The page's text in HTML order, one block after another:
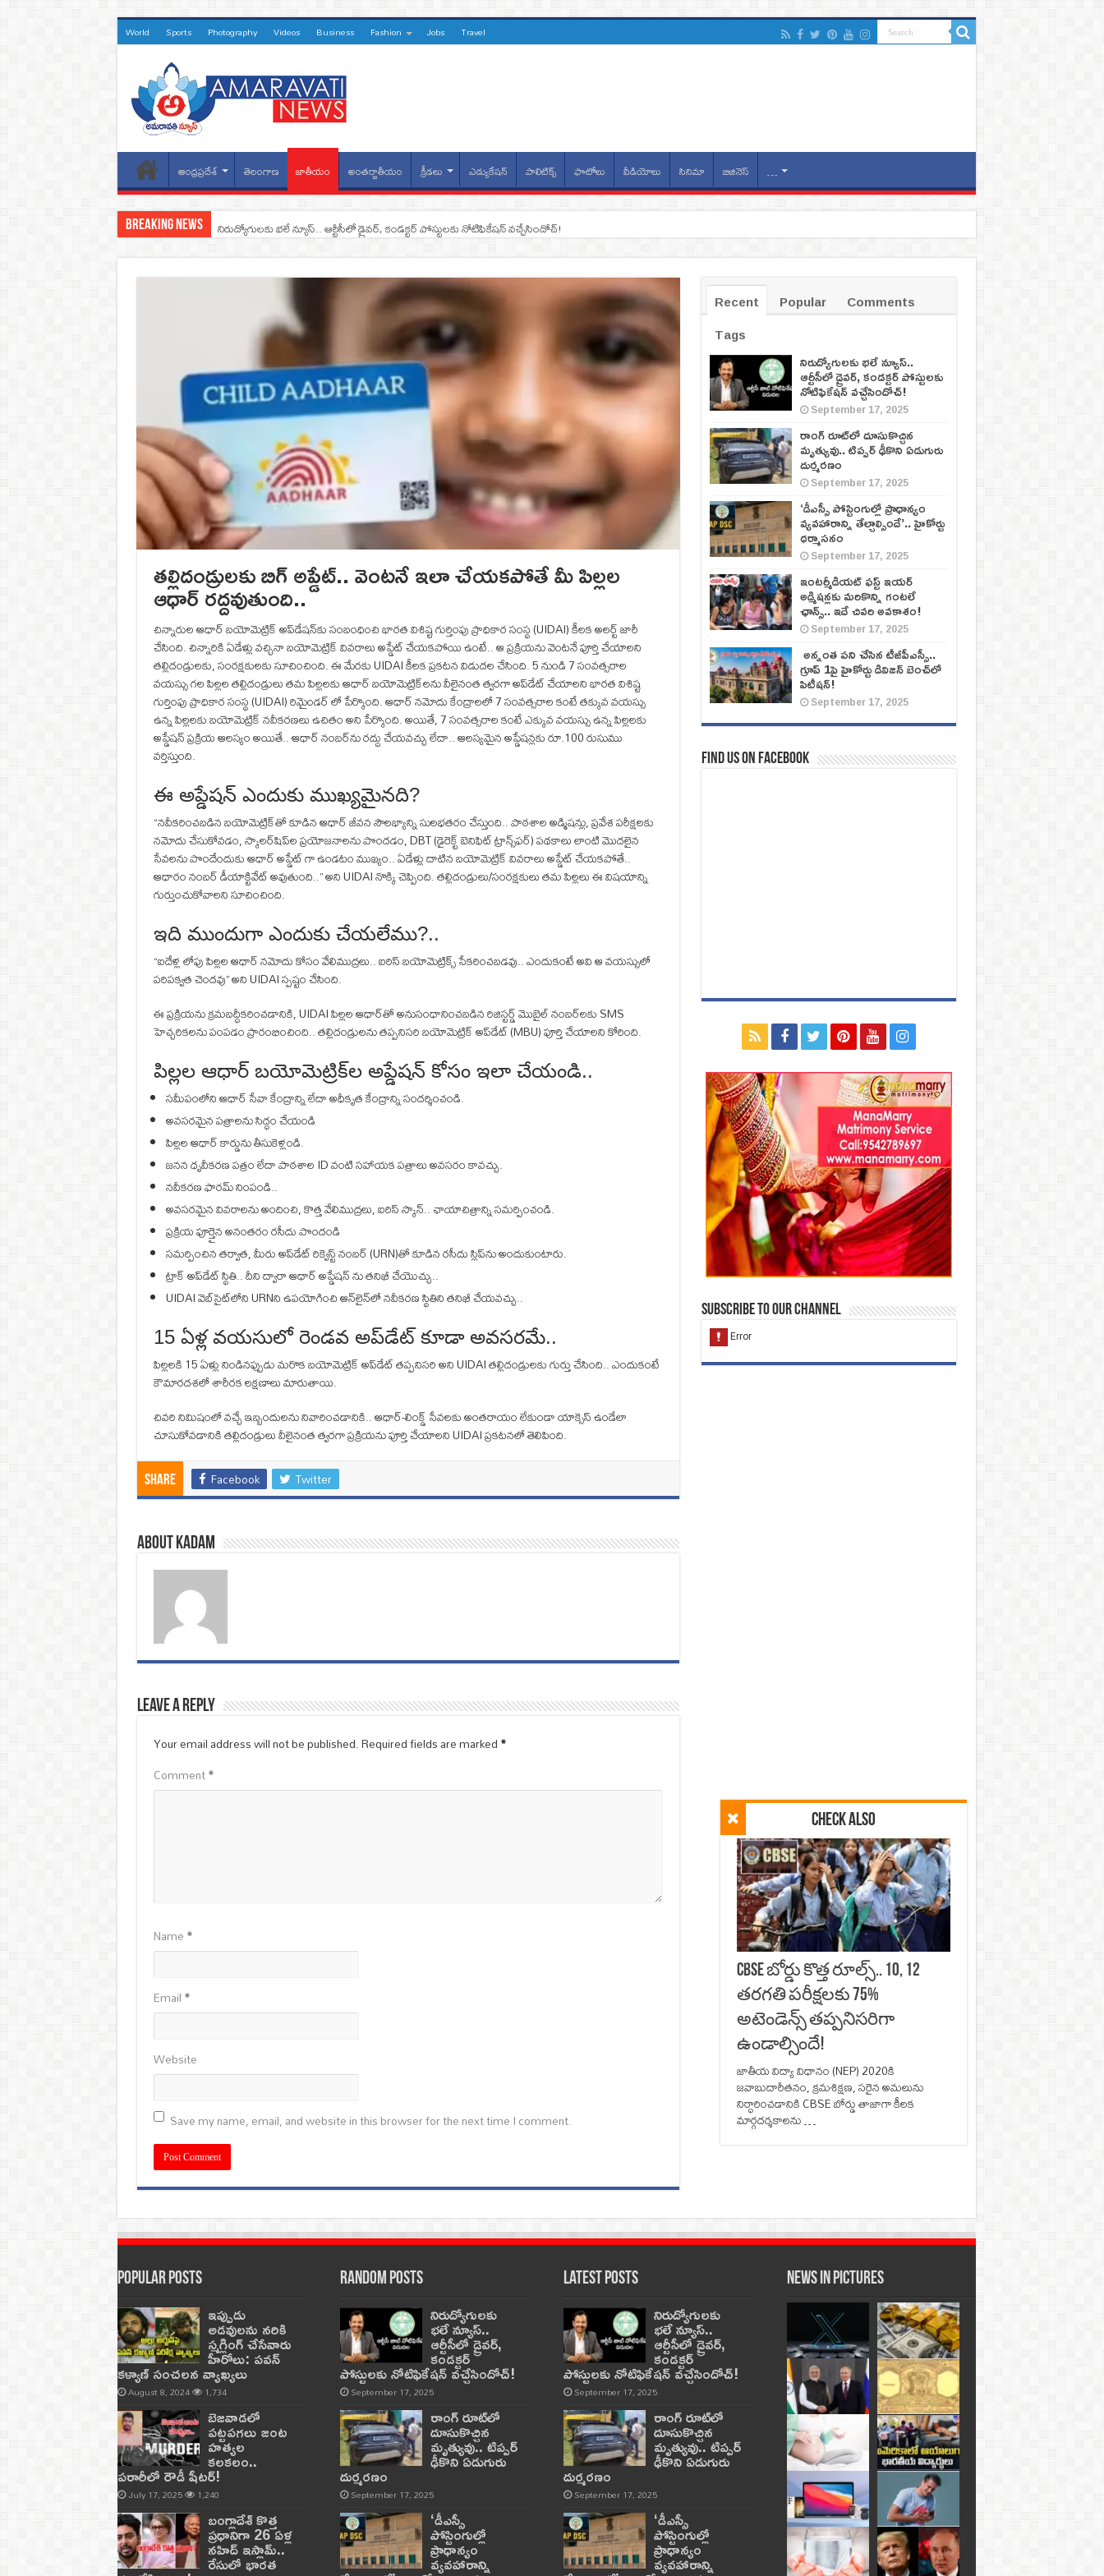
World Sports Photography Videos Business Fashion Jobs Travel
ఆంధ్రప్రదేశ్ తెలంగాణ జాతీయం అంతర్జాతీయం క్రీడలు ఎడ్యుకేషన్ పాలిటిక్స్ ఫొటోలు వీడియోలు సినిమా బిజినెస్ …
Breaking News నిరుద్యోగులకు భలే న్యూస్.. ఆర్టీసీలో డ్రైవర్, కండక్టర్‌ పోస్టులకు నోటిఫికేషన్‌ వచ్చేసిందోచ్‌!
తల్లిదండ్రులకు బిగ్ అప్డేట్.. వెంటనే ఇలా చేయకపోతే మీ పిల్లల
ఆధార్ రద్దవుతుంది..
చిన్నారుల ఆధార్‌ బయోమెట్రిక్‌ అప్‌డేషన్‌కు సంబంధించి భారత విశిష్ట గుర్తింపు ప్రాధికార సంస్థ (UIDAI) కీలక అలర్ట్ జారీ
చేసింది. చిన్నారికి ఏడేళ్లు వచ్చినా బయోమెట్రిక్‌ వివరాలు అప్డేట్ చేయకపోయి ఉంటే.. ఆ ప్రక్రియను వెంటనే పూర్తి చేయాలని
తల్లిదండ్రులకు, సంరక్షకులకు సూచించింది. ఈ మేరకు UIDAI కీలక ప్రకటన విడుదల చేసింది. 5 నుండి 7 సంవత్సరాల
వయస్సు గల పిల్లల తల్లిదండ్రులు తమ పిల్లలకు ఆధార్ బయోమెట్రిక్‌లను వీలైనంత త్వరగా అప్‌డేట్ చేయాలని భారత విశిష్ట
గుర్తింపు ప్రాధికార సంస్థ (UIDAI) రిమైండర్ లో పేర్కొంది. ఆధార్ నమోదు కేంద్రాలలో 7 సంవత్సరాల కంటే తక్కువ వయస్సు
ఉన్న పిల్లలకు బయోమెట్రిక్ నవీకరణలు ఉచితం అని పేర్కొంది. అయితే, 7 సంవత్సరాల కంటే ఎక్కువ వయస్సు ఉన్న పిల్లలకు
అప్డేషన్ ప్రక్రియ ఆలస్యం అయితే.. ఆధార్ నంబర్‌ను రద్దు చేయవచ్చు లేదా.. ఆలస్యమైన అప్డేషన్లకు రూ.100 రుసుము
వర్తిస్తుంది.
ఈ అప్డేషన్ ఎందుకు ముఖ్యమైనది?
“నవీకరించబడిన బయోమెట్రిక్‌తో కూడిన ఆధార్ జీవన సౌలభ్యాన్ని సులభతరం చేస్తుంది.. పాఠశాల అడ్మిషన్లు, ప్రవేశ పరీక్షలకు
నమోదు చేసుకోవడం, స్కాలర్‌షిప్‌ల ప్రయోజనాలను పొందడం, DBT (డైరెక్ట్ బెనిఫిట్ ట్రాన్స్‌ఫర్) పథకాలు లాంటి మొదలైన
సేవలను పొందేందుకు ఆధార్‌ అప్డేట్ గా ఉండటం ముఖ్యం.. ఏడేళ్లు దాటిన బయోమెట్రిక్ వివరాలు అప్డేట్ చేయకపోతే..
ఆధారం నంబర్ డీయాక్టివేట్ అవుతుంది..” అని UIDAI నొక్కి చెప్పింది. తల్లిదండ్రులు/సంరక్షకులు తమ పిల్లలు ఈ విషయాన్ని
గుర్తుంచుకోవాలని సూచించింది.
ఇది ముందుగా ఎందుకు చేయలేము?..
“ఐదేళ్ల లోపు పిల్లల ఆధార్ నమోదు కోసం వేలిముద్రలు.. ఐరిస్ బయోమెట్రిక్స్ సేకరించబడవు.. ఎందుకంటే అవి ఆ వయస్సులో
పరిపక్వత చెందవు” అని UIDAI స్పష్టం చేసింది.
ఈ ప్రక్రియను క్రమబద్ధీకరించడానికి, UIDAI పిల్లల ఆధార్‌తో అనుసంధానించబడిన రిజిస్టర్డ్ మొబైల్ నంబర్‌లకు SMS
హెచ్చరికలను పంపడం ప్రారంభించింది.. తల్లిదండ్రులను తప్పనిసరి బయోమెట్రిక్ అప్‌డేట్ (MBU) పూర్తి చేయాలని కోరింది.
పిల్లల ఆధార్ బయోమెట్రిక్‌ల అప్డేషన్ కోసం ఇలా చేయండి..
సమీపంలోని ఆధార్ సేవా కేంద్రాన్ని లేదా అధీకృత కేంద్రాన్ని సందర్శించండి.
అవసరమైన పత్రాలను సిద్ధం చేయండి
పిల్లల ఆధార్ కార్డును తీసుకెళ్లండి.
జనన ధృవీకరణ పత్రం లేదా పాఠశాల ID వంటి సహాయక పత్రాలు అవసరం కావచ్చు.
నవీకరణ ఫారమ్ నింపండి..
అవసరమైన వివరాలను అందించి, కొత్త వేలిముద్రలు, ఐరిస్ స్కాన్.. ఛాయాచిత్రాన్ని సమర్పించండి.
ప్రక్రియ పూర్తైన అనంతరం రసీదు పొందండి
సమర్పించిన తర్వాత, మీరు అప్‌డేట్ రిక్వెస్ట్ నంబర్ (URN)తో కూడిన రసీదు స్లిప్‌ను అందుకుంటారు.
ట్రాక్ అప్‌డేట్ స్థితి.. దీని ద్వారా ఆధార్ అప్డేషన్ ను తనిఖీ చేయొచ్చు..
UIDAI వెబ్‌సైట్‌లోని URNని ఉపయోగించి ఆన్‌లైన్‌లో నవీకరణ స్థితిని తనిఖీ చేయవచ్చు..
15 ఏళ్ల వయసులో రెండవ అప్‌డేట్ కూడా అవసరమే..
పిల్లలకి 15 ఏళ్లు నిండినప్పుడు మరొక బయోమెట్రిక్ అప్‌డేట్ తప్పనిసరి అని UIDAI తల్లిదండ్రులకు గుర్తు చేసింది.. ఎందుకంటే
కౌమారదశలో శారీరక లక్షణాలు మారుతాయి.
చివరి నిమిషంలో వచ్చే ఇబ్బందులను నివారించడానికి.. ఆధార్-లింక్డ్ సేవలకు అంతరాయం లేకుండా యాక్సెస్ ఉండేలా
చూసుకోవడానికి తల్లిదండ్రులు వీలైనంత త్వరగా ప్రక్రియను పూర్తి చేయాలని UIDAI ప్రకటనలో తెలిపింది.
Share Facebook Twitter
About Kadam
Check Also
CBSE బోర్డు కొత్త రూల్స్.. 10, 12
తరగతి పరీక్షలకు 75%
అటెండెన్స్ తప్పనిసరిగా
ఉండాల్సిందే!
జాతీయ విద్యా విధానం (NEP) 2020కి
జవాబుదారీతనం, క్రమశిక్షణ, సరైన అమలును
నిర్ధారించడానికి CBSE బోర్డు తాజాగా కీలక
మార్గదర్శకాలను …
Leave a Reply
Your email address will not be published.Required fields are marked*
Comment*
Name*
Email*
Website
Save my name, email, and website in this browser for the next time I comment.
Recent Popular
Comments
Tags
నిరుద్యోగులకు భలే న్యూస్..
ఆర్టీసీలో డ్రైవర్, కండక్టర్‌ పోస్టులకు
నోటిఫికేషన్‌ వచ్చేసిందోచ్‌!
September 17, 2025
రాంగ్ రూట్‌లో దూసుకొచ్చిన
మృత్యువు.. టిప్పర్ ఢీకొని ఏడుగురు
దుర్మరణం
September 17, 2025
‘డీఎస్సీ పోస్టింగుల్లో ప్రాధాన్యం
వ్యవహారాన్ని తేల్చాల్సిందే’.. హైకోర్టు
ధర్మాసనం
September 17, 2025
ఇంటర్మీడియట్ ఫస్ట్‌ ఇయర్‌
అడ్మిషన్లకు మరికొన్ని గంటలే
ఛాన్స్‌.. ఇదే చివరి అవకాశం!
September 17, 2025
అన్నంత పని చేసిన టీజీపీఎస్సీ..
గ్రూప్‌ 1పై హైకోర్టు డివిజన్‌ బెంచ్‌లో
పిటీషన్‌!
September 17, 2025
Find us on Facebook
Subscribe to our Channel
Popular Posts
ఇప్పుడు
అడవులను నరికి
స్మగ్లింగ్ చేసేవారు
హీరోలు: పవన్
కళ్యాణ్ సంచలన వ్యాఖ్యలు
August 8, 2024 1,734
బెజవాడలో
పట్టపగలు జంట
హత్యల
కలకలం..
పరారీలో రౌడీ షీటర్‌!
July 17, 2025 1,240
బంగ్లాదేశ్ కొత్త
ప్రధానిగా 26 ఏళ్ల
నహిద్ ఇస్లామ్..
రేసులో భారత
Random Posts
నిరుద్యోగులకు
భలే న్యూస్..
ఆర్టీసీలో డ్రైవర్,
కండక్టర్‌
పోస్టులకు నోటిఫికేషన్‌ వచ్చేసిందోచ్‌!
September 17, 2025
రాంగ్ రూట్‌లో
దూసుకొచ్చిన
మృత్యువు.. టిప్పర్
ఢీకొని ఏడుగురు
దుర్మరణం
September 17, 2025
‘డీఎస్సీ
పోస్టింగుల్లో
ప్రాధాన్యం
వ్యవహారాన్ని
Latest Posts
నిరుద్యోగులకు
భలే న్యూస్..
ఆర్టీసీలో డ్రైవర్,
కండక్టర్‌
పోస్టులకు నోటిఫికేషన్‌ వచ్చేసిందోచ్‌!
September 17, 2025
రాంగ్ రూట్‌లో
దూసుకొచ్చిన
మృత్యువు.. టిప్పర్
ఢీకొని ఏడుగురు
దుర్మరణం
September 17, 2025
‘డీఎస్సీ
పోస్టింగుల్లో
ప్రాధాన్యం
వ్యవహారాన్ని
News in Pictures